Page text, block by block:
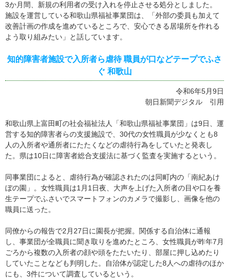
3か月間、新規の利用者の受け入れを停止させる処分としました。
施設を運営している和歌山県福祉事業団は、「外部の委員も加えて
改善計画の作成を進めているところで、安心できる居場所を作れる
よう取り組みたい」と話しています。
知的障害者施設で入所者ら虐待 職員が口などテープでふさ
ぐ 和歌山
令和6年5月9日
朝日新聞デジタル 引用
和歌山県上富田町の社会福祉法人「和歌山県福祉事業団」は9日、運
営する知的障害者らの支援施設で、30代の女性職員が少なくとも8
人の入所者や通所者にたたくなどの虐待行為をしていたと発表し
た。県は10日に障害者総合支援法に基づく監査を実施するという。
同事業団によると、虐待行為が確認されたのは同町内の「南紀あけ
ぼの園」。女性職員は1月1日夜、大声を上げた入所者の目や口を養
生テープでふさいでスマートフォンのカメラで撮影し、画像を他の
職員に送った。
同僚からの報告で2月27日に園長が把握。関係する自治体に通報
し、事業団が全職員に聞き取りを進めたところ、女性職員が昨年7月
ごろから複数の入所者の顔や頭をたたいたり、部屋に押し込めたり
していたことなども判明した。自治体が認定した8人への虐待のほか
にも、3件について調査しているという。